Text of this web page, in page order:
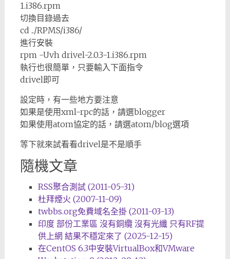
1.i386.rpm
切換目錄過去
cd ../RPMS/i386/
進行安裝
rpm -Uvh drivel-2.0.3-1.i386.rpm
執行也很簡單，只要輸入下面指令
drivel即可
設定時，有一些地方要注意
如果是使用xml-rpc的話，請選blogger
如果使用atom協定的話，請選atom/blog選項
等下就來試看看drivel是不是順手
隨機文章
RSS聚合測試 (2011-05-31)
杜拜煙火 (2007-11-09)
twbbs.org免費域名全掛 (2011-03-13)
印度 部份工業區 沒有銅纜 沒有光纖 只有RF提
供上網 結果不穩定來了 (2025-12-15)
在CentOS 6.3中安裝VirtualBox和VMware